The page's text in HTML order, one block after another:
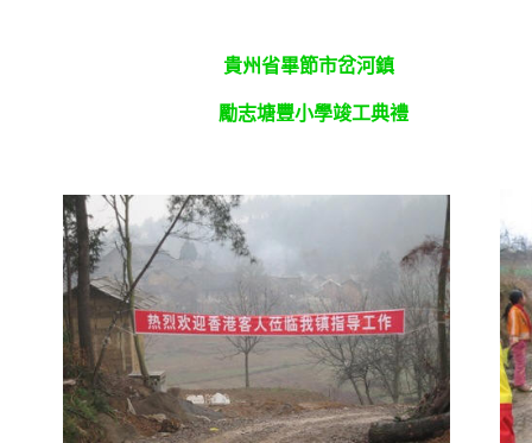
貴州省畢節市岔河鎮
勵志塘豐小學竣工典禮